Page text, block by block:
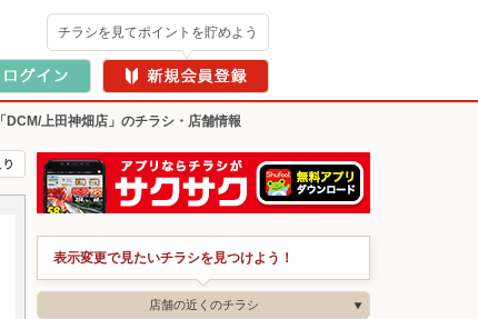
チラシを見てポイントを貯めよう
「DCM/上田神畑店」のチラシ・店舗情報
表示変更で見たいチラシを見つけよう！
店舗の近くのチラシ